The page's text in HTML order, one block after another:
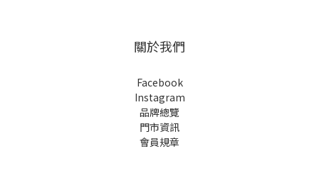
關於我們
Facebook
Instagram
品牌總覽
門市資訊
會員規章